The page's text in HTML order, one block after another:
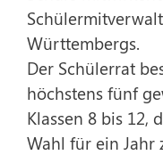
Württembergs.
Der Schülerrat
höchstens fünf
Klassen 8 bis 12,
Wahl für ein Jahr